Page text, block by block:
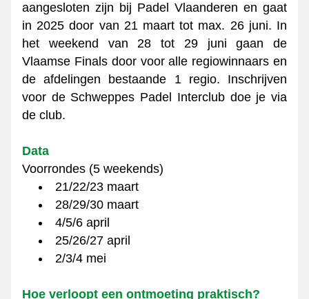
aangesloten zijn bij Padel Vlaanderen en gaat
in 2025 door van 21 maart tot max. 26 juni. In
het weekend van 28 tot 29 juni gaan de
Vlaamse Finals door voor alle regiowinnaars en
de afdelingen bestaande 1 regio. Inschrijven
voor de Schweppes Padel Interclub doe je via
de club.
Data
Voorrondes (5 weekends)
21/22/23 maart
28/29/30 maart
4/5/6 april
25/26/27 april
2/3/4 mei
Hoe verloopt een ontmoeting praktisch?